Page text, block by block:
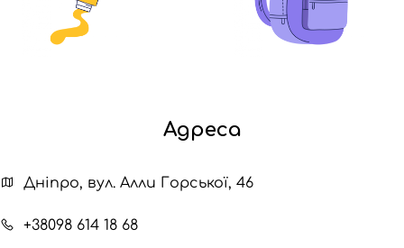
Адреса
Дніпро, вул. Алли Горської, 46
+38098 614 18 68